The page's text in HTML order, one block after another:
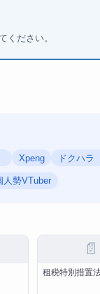
ください。
Xpeng ドクハラ
人勢VTuber
📄
租税特別措置